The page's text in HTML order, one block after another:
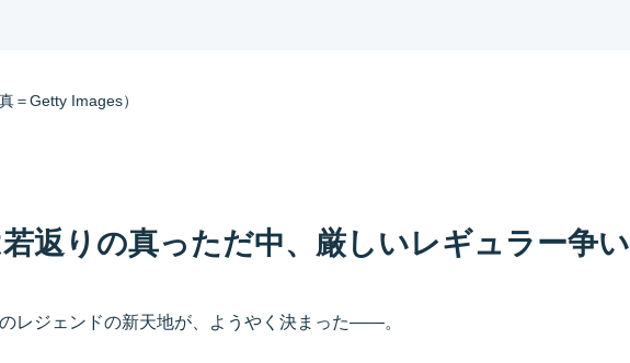
＝Getty Images）
返りの真っただ中、厳しいレギュラー争い
レジェンドの新天地が、ようやく決まった――。